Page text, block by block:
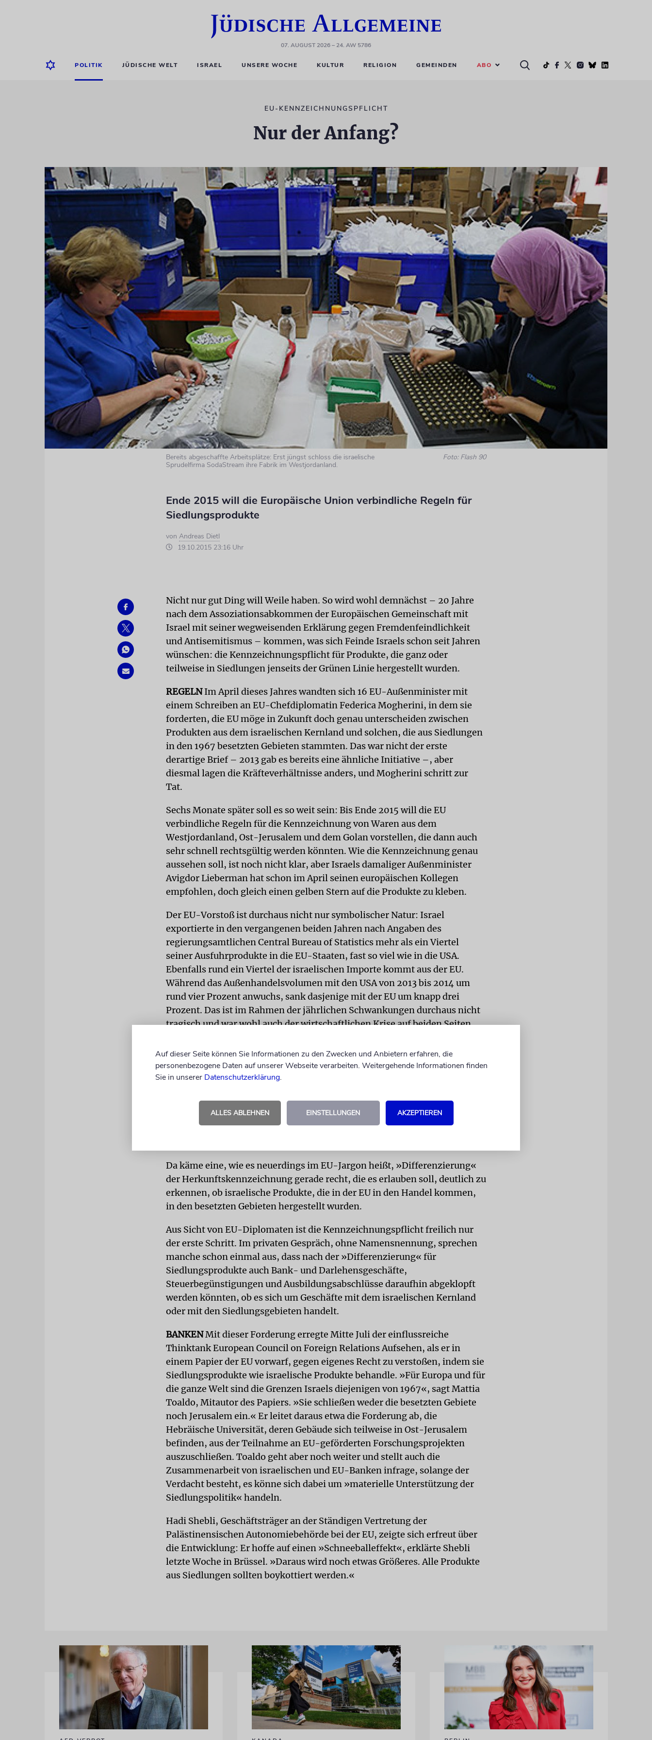
07. AUGUST 2026– 24. AW 5786
POLITIK JÜDISCHE WELT ISRAEL UNSERE WOCHE KULTUR RELIGION GEMEINDEN ABO
EU-KENNZEICHNUNGSPFLICHT
Nur der Anfang?
Bereits abgeschaffte Arbeitsplätze: Erst jüngst schloss die israelische
Sprudelfirma SodaStream ihre Fabrik im Westjordanland.
Foto: Flash 90
Ende 2015 will die Europäische Union verbindliche Regeln für
Siedlungsprodukte
von Andreas Dietl
19.10.2015 23:16 Uhr
Nicht nur gut Ding will Weile haben. So wird wohl demnächst – 20 Jahre
nach dem Assoziationsabkommen der Europäischen Gemeinschaft mit
Israel mit seiner wegweisenden Erklärung gegen Fremdenfeindlichkeit
und Antisemitismus – kommen, was sich Feinde Israels schon seit Jahren
wünschen: die Kennzeichnungspflicht für Produkte, die ganz oder
teilweise in Siedlungen jenseits der Grünen Linie hergestellt wurden.
REGELNIm April dieses Jahres wandten sich 16 EU-Außenminister mit
einem Schreiben an EU-Chefdiplomatin Federica Mogherini, in dem sie
forderten, die EU möge in Zukunft doch genau unterscheiden zwischen
Produkten aus dem israelischen Kernland und solchen, die aus Siedlungen
in den 1967 besetzten Gebieten stammten. Das war nicht der erste
derartige Brief – 2013 gab es bereits eine ähnliche Initiative –, aber
diesmal lagen die Kräfteverhältnisse anders, und Mogherini schritt zur
Tat.
Sechs Monate später soll es so weit sein: Bis Ende 2015 will die EU
verbindliche Regeln für die Kennzeichnung von Waren aus dem
Westjordanland, Ost-Jerusalem und dem Golan vorstellen, die dann auch
sehr schnell rechtsgültig werden könnten. Wie die Kennzeichnung genau
aussehen soll, ist noch nicht klar, aber Israels damaliger Außenminister
Avigdor Lieberman hat schon im April seinen europäischen Kollegen
empfohlen, doch gleich einen gelben Stern auf die Produkte zu kleben.
Der EU-Vorstoß ist durchaus nicht nur symbolischer Natur: Israel
exportierte in den vergangenen beiden Jahren nach Angaben des
regierungsamtlichen Central Bureau of Statistics mehr als ein Viertel
seiner Ausfuhrprodukte in die EU-Staaten, fast so viel wie in die USA.
Ebenfalls rund ein Viertel der israelischen Importe kommt aus der EU.
Während das Außenhandelsvolumen mit den USA von 2013 bis 2014 um
rund vier Prozent anwuchs, sank dasjenige mit der EU um knapp drei
Prozent. Das ist im Rahmen der jährlichen Schwankungen durchaus nicht
tragisch und war wohl auch der wirtschaftlichen Krise auf beiden Seiten
Es war aber dennoch Wasser auf die Mühlen der BDS-Bewegung, die zum
Israelboykott aufruft. Die von Mahmud Abbas’ palästinensischer
ganzen Reihe von EU-Ländern aktiv, setzt Israel mit dem
südafrikanischen Apartheidregime gleich und möchte es mit
wirtschaftlichen Mitteln zur vollständigen Übergabe des Westjordanlandes
Da käme eine, wie es neuerdings im EU-Jargon heißt, »Differenzierung«
der Herkunftskennzeichnung gerade recht, die es erlauben soll, deutlich zu
erkennen, ob israelische Produkte, die in der EU in den Handel kommen,
in den besetzten Gebieten hergestellt wurden.
Aus Sicht von EU-Diplomaten ist die Kennzeichnungspflicht freilich nur
der erste Schritt. Im privaten Gespräch, ohne Namensnennung, sprechen
manche schon einmal aus, dass nach der »Differenzierung« für
Siedlungsprodukte auch Bank- und Darlehensgeschäfte,
Steuerbegünstigungen und Ausbildungsabschlüsse daraufhin abgeklopft
werden könnten, ob es sich um Geschäfte mit dem israelischen Kernland
oder mit den Siedlungsgebieten handelt.
BANKENMit dieser Forderung erregte Mitte Juli der einflussreiche
Thinktank European Council on Foreign Relations Aufsehen, als er in
einem Papier der EU vorwarf, gegen eigenes Recht zu verstoßen, indem sie
Siedlungsprodukte wie israelische Produkte behandle. »Für Europa und für
die ganze Welt sind die Grenzen Israels diejenigen von 1967«, sagt Mattia
Toaldo, Mitautor des Papiers. »Sie schließen weder die besetzten Gebiete
noch Jerusalem ein.« Er leitet daraus etwa die Forderung ab, die
Hebräische Universität, deren Gebäude sich teilweise in Ost-Jerusalem
befinden, aus der Teilnahme an EU-geförderten Forschungsprojekten
auszuschließen. Toaldo geht aber noch weiter und stellt auch die
Zusammenarbeit von israelischen und EU-Banken infrage, solange der
Verdacht besteht, es könne sich dabei um »materielle Unterstützung der
Siedlungspolitik« handeln.
Hadi Shebli, Geschäftsträger an der Ständigen Vertretung der
Palästinensischen Autonomiebehörde bei der EU, zeigte sich erfreut über
die Entwicklung: Er hoffe auf einen »Schneeballeffekt«, erklärte Shebli
letzte Woche in Brüssel. »Daraus wird noch etwas Größeres. Alle Produkte
aus Siedlungen sollten boykottiert werden.«
Auf dieser Seite können Sie Informationen zu den Zwecken und Anbietern erfahren, die
personenbezogene Daten auf unserer Webseite verarbeiten. Weitergehende Informationen finden
Sie in unserer Datenschutzerklärung.
ALLES ABLEHNEN EINSTELLUNGEN AKZEPTIEREN